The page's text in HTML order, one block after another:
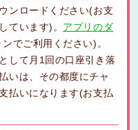
ンロードください(お支
ています)。 アプリのダ
でご利用ください)。
して月1回の口座引き落
いは、その都度にチャ
払いになります(お支払